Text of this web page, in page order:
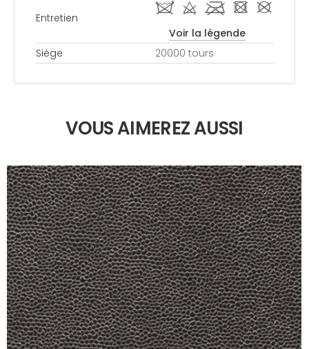
Entretien
i d l - #
Voir la légende
Siège
20000 tours
VOUS AIMEREZ AUSSI